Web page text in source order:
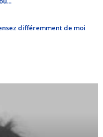
différemment de moi